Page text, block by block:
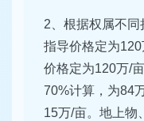
2、根据权属不
指导价格定为
价格定为120万/
70%计算，为84
15万/亩。地上物